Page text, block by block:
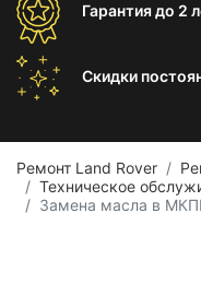
Гарантиядо 2
Скидки
Ремонт Land Rover
Техническое
Замена масла в